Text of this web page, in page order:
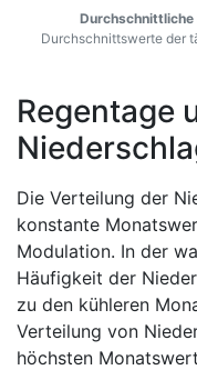
Durchschnittliche
Durchschnittswerte der
Regentage
Die Verteilung der
konstante
Modulation. In der
Häufigkeit der
zu den kühleren
Verteilung von
höchsten